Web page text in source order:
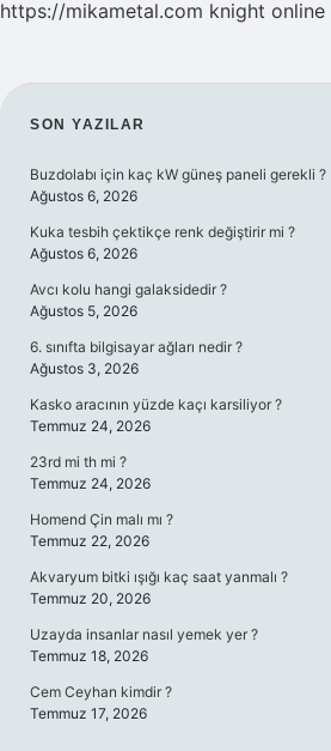
https://mikametal.com knight online
SIDEBAR
SON YAZILAR
Buzdolabı için kaç kW güneş paneli gerekli ?
Ağustos 6, 2026
Kuka tesbih çektikçe renk değiştirir mi ?
Ağustos 6, 2026
Avcı kolu hangi galaksidedir ?
Ağustos 5, 2026
6. sınıfta bilgisayar ağları nedir ?
Ağustos 3, 2026
Kasko aracının yüzde kaçı karsiliyor ?
Temmuz 24, 2026
23rd mi th mi ?
Temmuz 24, 2026
Homend Çin malı mı ?
Temmuz 22, 2026
Akvaryum bitki ışığı kaç saat yanmalı ?
Temmuz 20, 2026
Uzayda insanlar nasıl yemek yer ?
Temmuz 18, 2026
Cem Ceyhan kimdir ?
Temmuz 17, 2026